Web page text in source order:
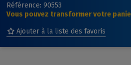
Référence: 90553
Vous pouvez transformer votre
Ajouter à la liste des favoris